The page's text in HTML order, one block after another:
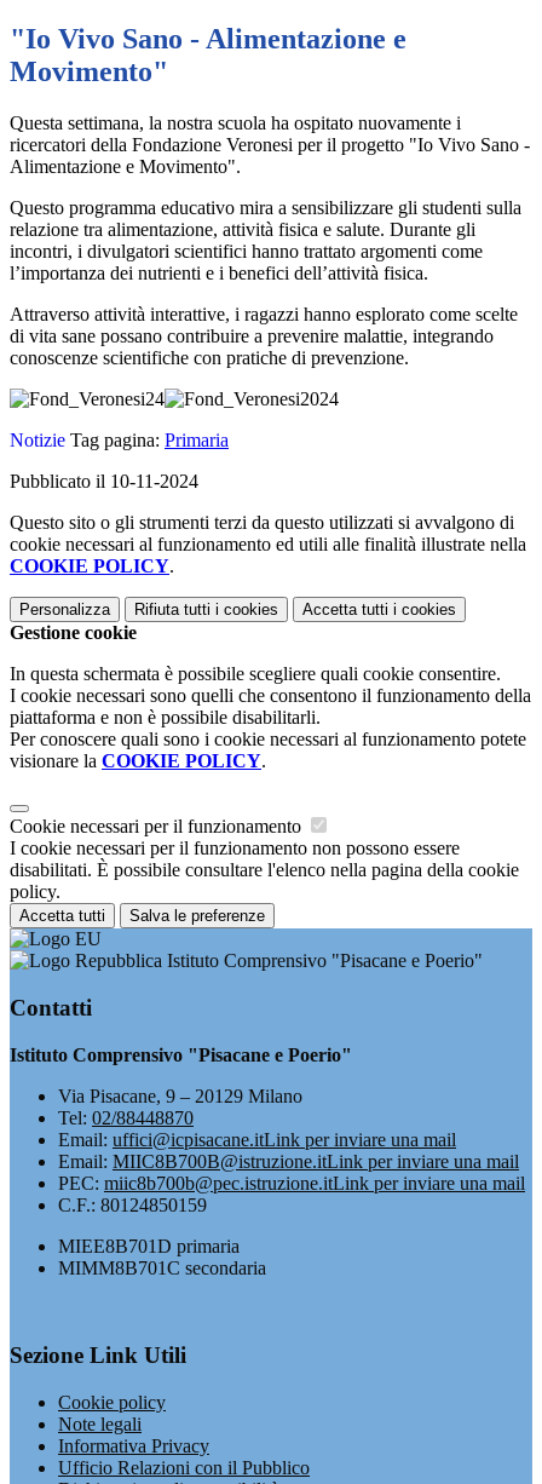
"Io Vivo Sano - Alimentazione e
Movimento"
Questa settimana, la nostra scuola ha ospitato nuovamente i
ricercatori della Fondazione Veronesi per il progetto "Io Vivo Sano -
Alimentazione e Movimento".
Questo programma educativo mira a sensibilizzare gli studenti sulla
relazione tra alimentazione, attività fisica e salute. Durante gli
incontri, i divulgatori scientifici hanno trattato argomenti come
l’importanza dei nutrienti e i benefici dell’attività fisica.
Attraverso attività interattive, i ragazzi hanno esplorato come scelte
di vita sane possano contribuire a prevenire malattie, integrando
conoscenze scientifiche con pratiche di prevenzione.
Notizie Tag pagina: Primaria
Pubblicato il 10-11-2024
Questo sito o gli strumenti terzi da questo utilizzati si avvalgono di
cookie necessari al funzionamento ed utili alle finalità illustrate nella
COOKIE POLICY.
Personalizza Rifiuta tutti i cookies Accetta tutti i cookies
Gestione cookie
In questa schermata è possibile scegliere quali cookie consentire.
I cookie necessari sono quelli che consentono il funzionamento della
piattaforma e non è possibile disabilitarli.
Per conoscere quali sono i cookie necessari al funzionamento potete
visionare la COOKIE POLICY.
Cookie necessari per il funzionamento
I cookie necessari per il funzionamento non possono essere
disabilitati. È possibile consultare l'elenco nella pagina della cookie
policy.
Accetta tutti Salva le preferenze
Istituto Comprensivo "Pisacane e Poerio"
Contatti
Istituto Comprensivo "Pisacane e Poerio"
Via Pisacane, 9 – 20129 Milano
Tel: 02/88448870
Email: uffici@icpisacane.itLink per inviare una mail
Email: MIIC8B700B@istruzione.itLink per inviare una mail
PEC: miic8b700b@pec.istruzione.itLink per inviare una mail
C.F.: 80124850159
MIEE8B701D primaria
MIMM8B701C secondaria
Sezione Link Utili
Cookie policy
Note legali
Informativa Privacy
Ufficio Relazioni con il Pubblico